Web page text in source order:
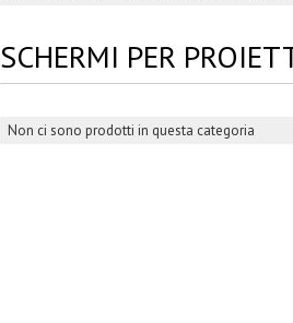
SCHERMI PER
Non ci sono prodotti in questa categoria